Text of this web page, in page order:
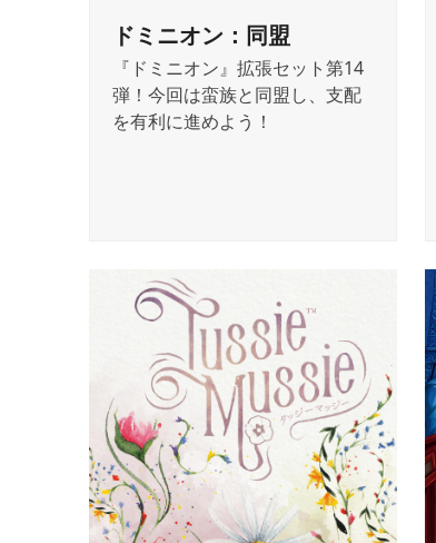
ドミニオン：同盟
『ドミニオン』拡張セット第14
弾！今回は蛮族と同盟し、支配
を有利に進めよう！